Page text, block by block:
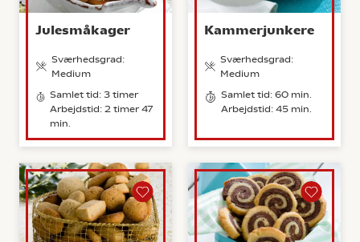
Julesmåkager
Sværhedsgrad:
Medium
Samlet tid: 3 timer
Arbejdstid: 2 timer 47
min.
Kammerjunkere
Sværhedsgrad:
Medium
Samlet tid: 60 min.
Arbejdstid: 45 min.